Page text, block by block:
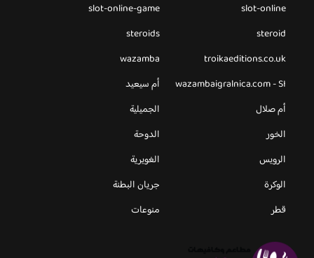
slot-online
slot-online-game
steroid
steroids
troikaeditions.co.uk
wazamba
wazambaigralnica.com - SI
أم سيعيد
أم صلال
الجميلية
الخور
الدوحة
الرويس
الغويرية
الوكرة
جريان البطنة
قطر
منوعات